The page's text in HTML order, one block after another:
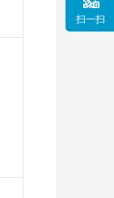
扫一扫